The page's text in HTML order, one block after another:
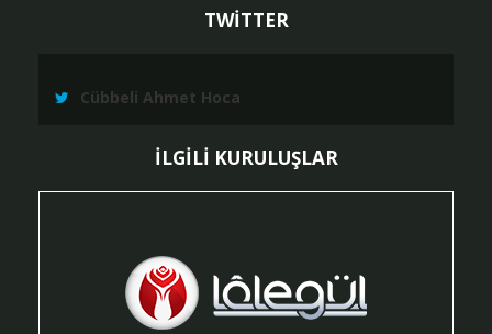
TWİTTER
Cübbeli Ahmet Hoca
İLGİLİ KURULUŞLAR